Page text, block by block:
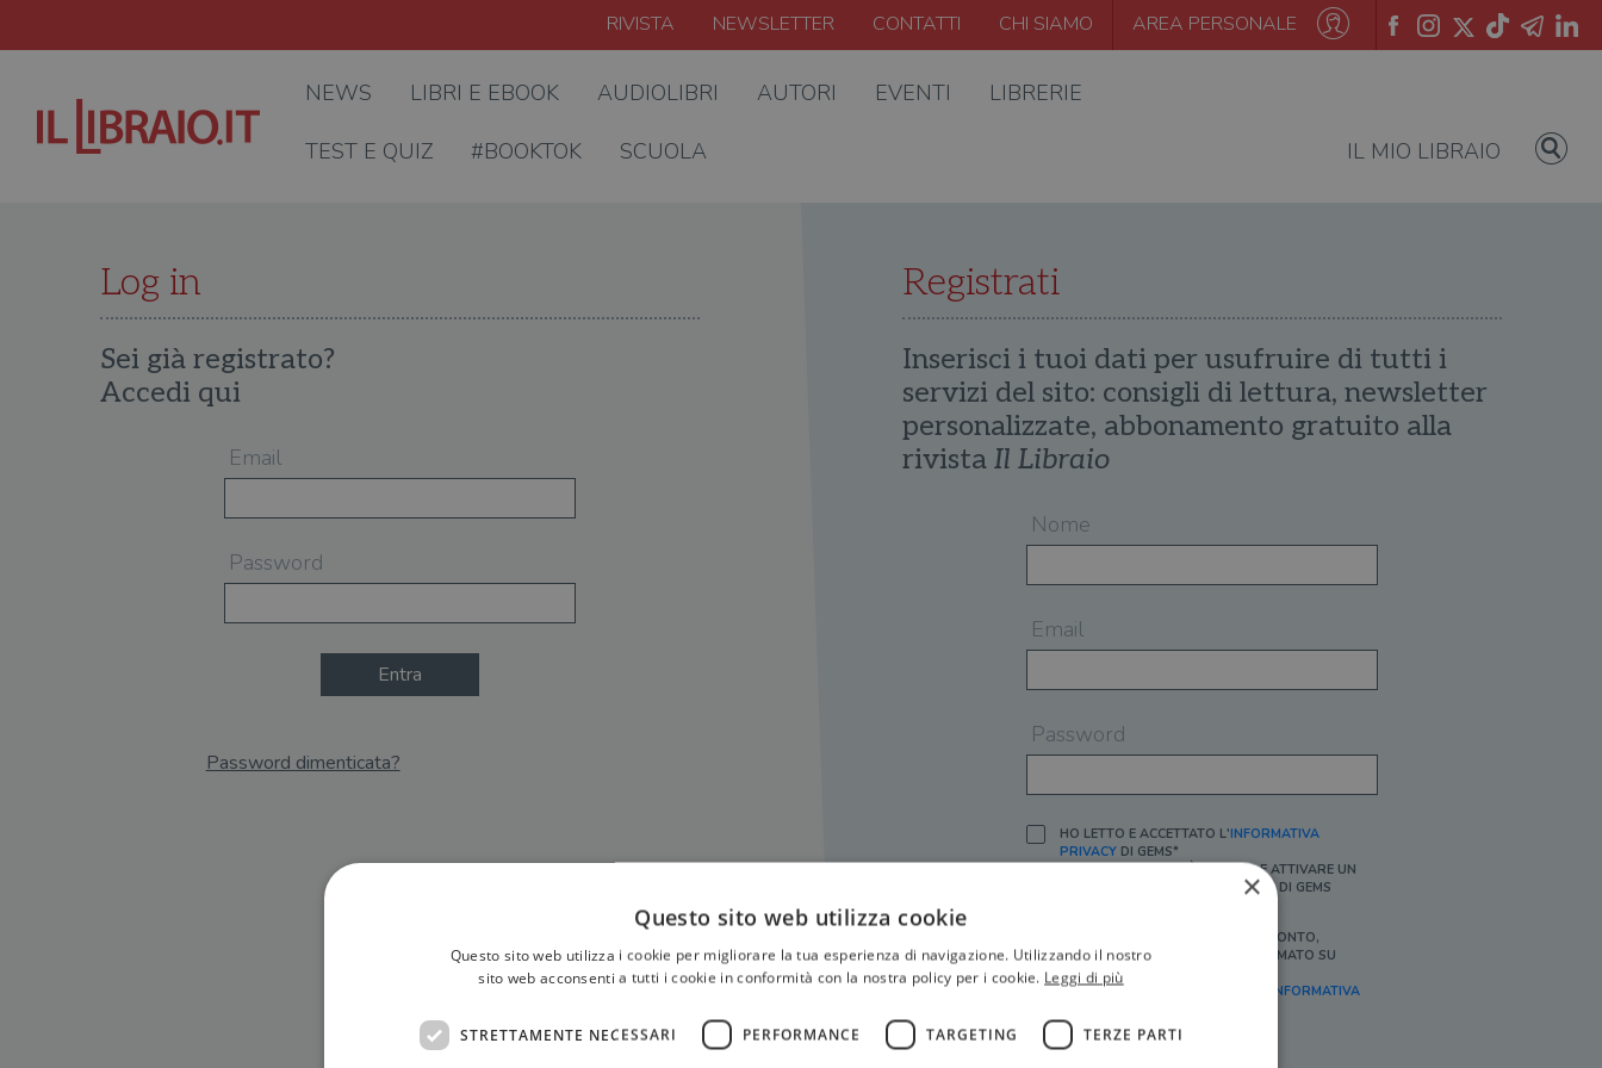
RIVISTA NEWSLETTER CONTATTI CHI SIAMO AREA PERSONALE
NEWS LIBRI E EBOOK AUDIOLIBRI AUTORI EVENTI LIBRERIE
TEST E QUIZ #BOOKTOK SCUOLA IL MIO LIBRAIO
Log in
Sei già registrato?
Accedi qui
Email
Password
Entra
Password dimenticata?
Registrati
Inserisci i tuoi dati per usufruire di tutti i
servizi del sito: consigli di lettura, newsletter
personalizzate, abbonamento gratuito alla
rivista Il Libraio
Nome
Email
Password
HO LETTO E ACCETTATO L'INFORMATIVA
PRIVACYDI GEMS*
IN MANCANZA NON È POSSIBILE ATTIVARE UN
ACCOUNT E/O RICEVERE I SERVIZI DI GEMS
SÌ, DESIDERO RICEVERE BUONI SCONTO,
OFFERTE SPECIALI, ESSERE INFORMATO SU
PROMOZIONI E NOVITÀ.
[FINALITÀ MARKETING, ART.2 (E),
INFORMATIVA
×
Questo sito web utilizza cookie
Questo sito web utilizza i cookie per migliorare la tua esperienza di navigazione. Utilizzando il nostro
sito web acconsenti a tutti i cookie in conformità con la nostra policy per i cookie. Leggi di più
STRETTAMENTE NECESSARI PERFORMANCE TARGETING TERZE PARTI